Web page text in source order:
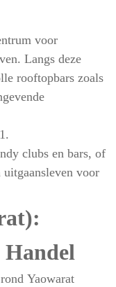
voor
Langs deze
rooftopbars zoals
clubs en bars, of
voor
Yaowarat